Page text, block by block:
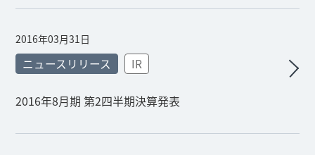
2016年03月31日
ニュースリリース IR
2016年8月期 第2四半期決算発表